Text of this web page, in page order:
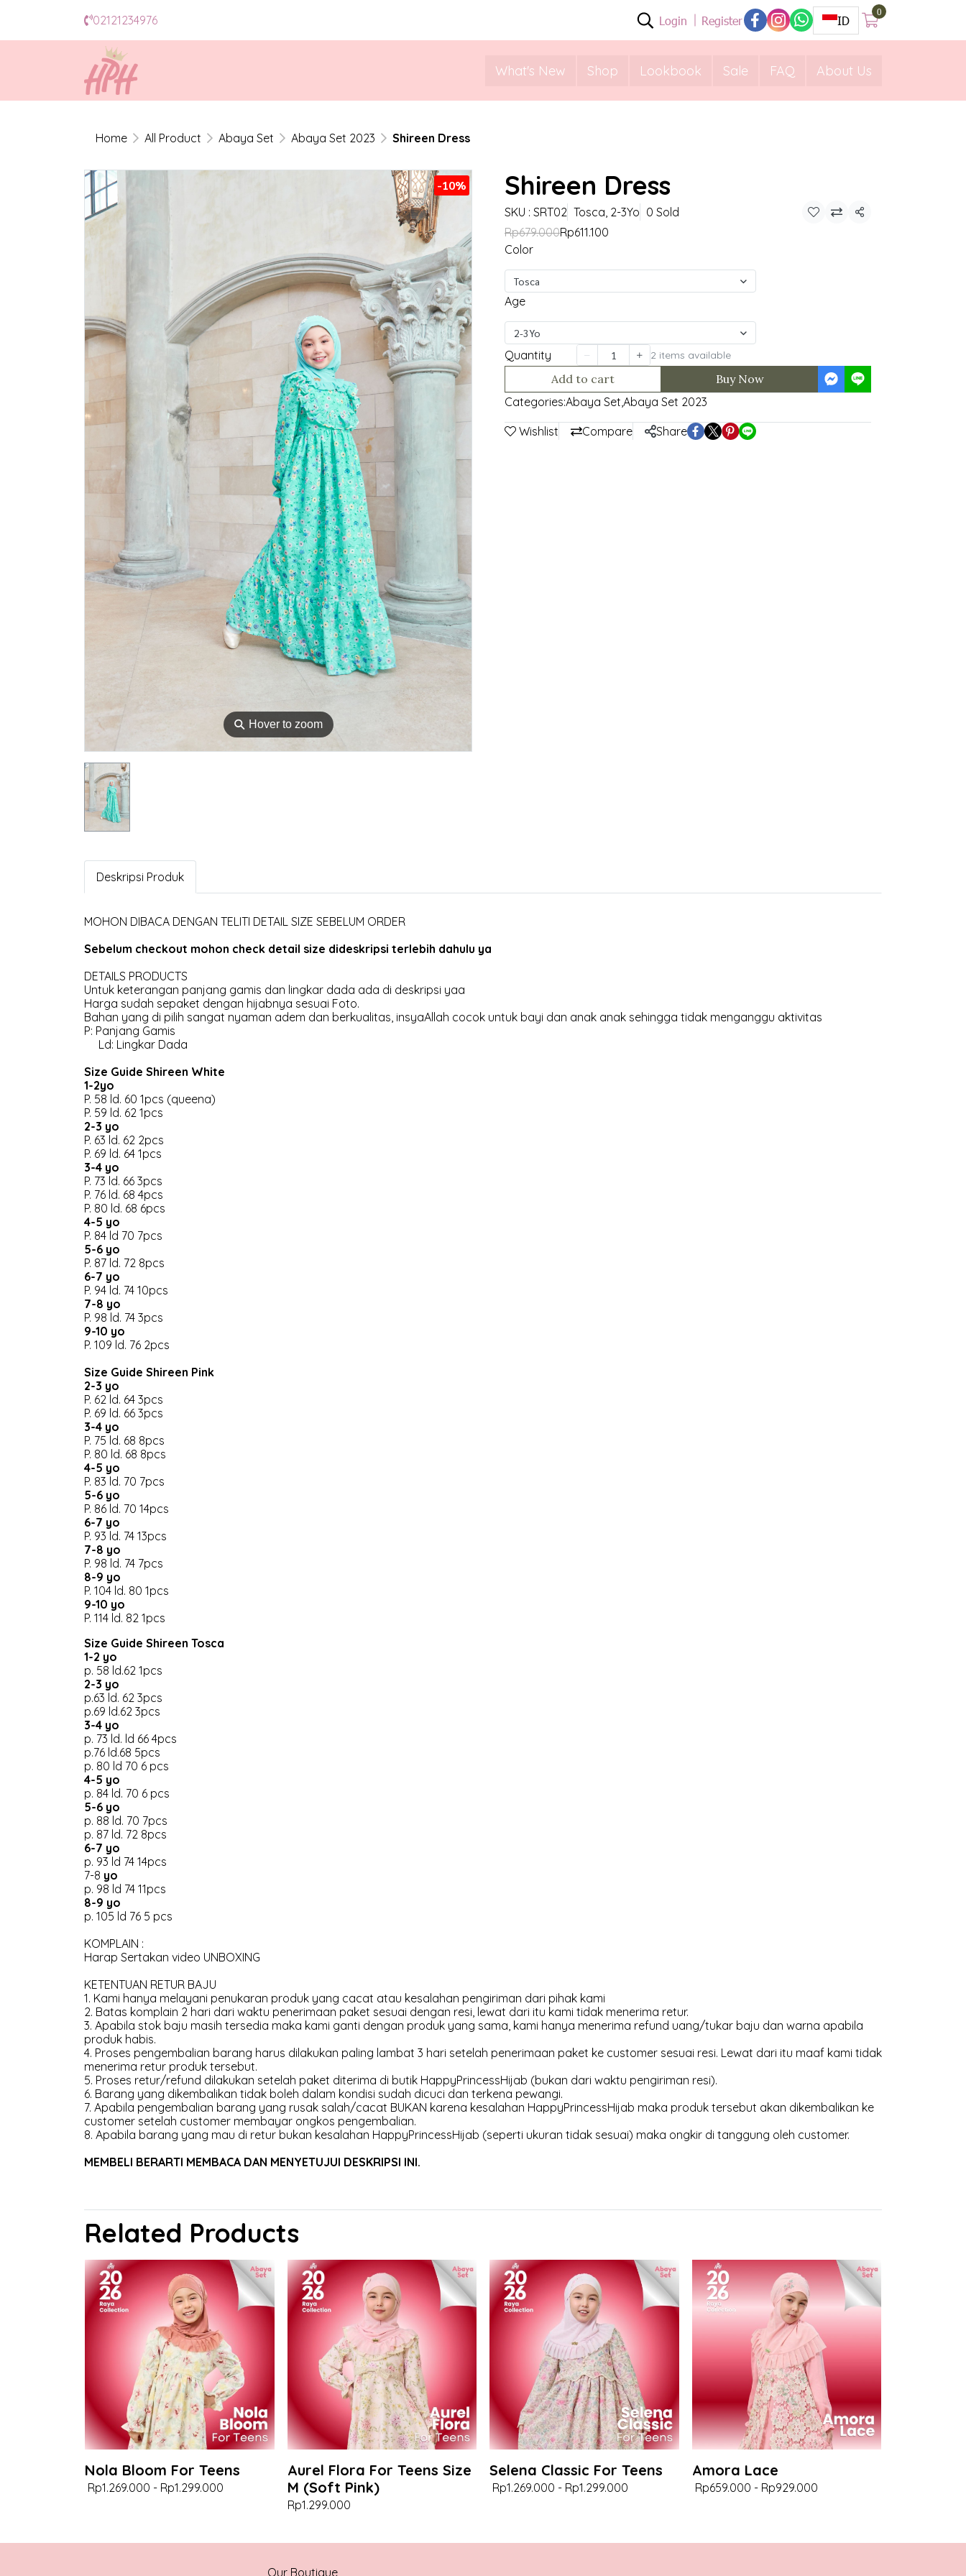
02121234976 Login Register ID
0
What's New Shop Lookbook Sale FAQ About Us
Home All Product Abaya Set Abaya Set 2023 Shireen Dress
⚲ Hover to zoom
-10% Shireen Dress
SKU : SRT02 Tosca, 2-3Yo 0 Sold
Share
Rp679.000Rp611.100
Color
Tosca
Age
2-3Yo
Quantity 2 items available
Add to cart
Buy Now
Categories:Abaya Set,Abaya Set 2023
Wishlist Compare Share
Deskripsi Produk
MOHON DIBACA DENGAN TELITI DETAIL SIZE SEBELUM ORDER
Sebelum checkout mohon check detail size dideskripsi terlebih dahulu ya
DETAILS PRODUCTS
Untuk keterangan panjang gamis dan lingkar dada ada di deskripsi yaa
Harga sudah sepaket dengan hijabnya sesuai Foto.
Bahan yang di pilih sangat nyaman adem dan berkualitas, insyaAllah cocok untuk bayi dan anak anak sehingga tidak menganggu aktivitas
P: Panjang Gamis
Ld: Lingkar Dada
Size Guide Shireen White
1-2yo
P. 58 ld. 60 1pcs (queena)
P. 59 ld. 62 1pcs
2-3 yo
P. 63 ld. 62 2pcs
P. 69 ld. 64 1pcs
3-4 yo
P. 73 ld. 66 3pcs
P. 76 ld. 68 4pcs
P. 80 ld. 68 6pcs
4-5 yo
P. 84 ld 70 7pcs
5-6 yo
P. 87 ld. 72 8pcs
6-7 yo
P. 94 ld. 74 10pcs
7-8 yo
P. 98 ld. 74 3pcs
9-10 yo
P. 109 ld. 76 2pcs
Size Guide Shireen Pink
2-3 yo
P. 62 ld. 64 3pcs
P. 69 ld. 66 3pcs
3-4 yo
P. 75 ld. 68 8pcs
P. 80 ld. 68 8pcs
4-5 yo
P. 83 ld. 70 7pcs
5-6 yo
P. 86 ld. 70 14pcs
6-7 yo
P. 93 ld. 74 13pcs
7-8 yo
P. 98 ld. 74 7pcs
8-9 yo
P. 104 ld. 80 1pcs
9-10 yo
P. 114 ld. 82 1pcs
Size Guide Shireen Tosca
1-2 yo
p. 58 ld.62 1pcs
2-3 yo
p.63 ld. 62 3pcs
p.69 ld.62 3pcs
3-4 yo
p. 73 ld. ld 66 4pcs
p.76 ld.68 5pcs
p. 80 ld 70 6 pcs
4-5 yo
p. 84 ld. 70 6 pcs
5-6 yo
p. 88 ld. 70 7pcs
p. 87 ld. 72 8pcs
6-7 yo
p. 93 ld 74 14pcs
7-8 yo
p. 98 ld 74 11pcs
8-9 yo
p. 105 ld 76 5 pcs
KOMPLAIN :
Harap Sertakan video UNBOXING
KETENTUAN RETUR BAJU
1. Kami hanya melayani penukaran produk yang cacat atau kesalahan pengiriman dari pihak kami
2. Batas komplain 2 hari dari waktu penerimaan paket sesuai dengan resi, lewat dari itu kami tidak menerima retur.
3. Apabila stok baju masih tersedia maka kami ganti dengan produk yang sama, kami hanya menerima refund uang/tukar baju dan warna apabila
produk habis.
4. Proses pengembalian barang harus dilakukan paling lambat 3 hari setelah penerimaan paket ke customer sesuai resi. Lewat dari itu maaf kami tidak
menerima retur produk tersebut.
5. Proses retur/refund dilakukan setelah paket diterima di butik HappyPrincessHijab (bukan dari waktu pengiriman resi).
6. Barang yang dikembalikan tidak boleh dalam kondisi sudah dicuci dan terkena pewangi.
7. Apabila pengembalian barang yang rusak salah/cacat BUKAN karena kesalahan HappyPrincessHijab maka produk tersebut akan dikembalikan ke
customer setelah customer membayar ongkos pengembalian.
8. Apabila barang yang mau di retur bukan kesalahan HappyPrincessHijab (seperti ukuran tidak sesuai) maka ongkir di tanggung oleh customer.
MEMBELI BERARTI MEMBACA DAN MENYETUJUI DESKRIPSI INI.
Related Products
Nola Bloom For Teens
Rp1.269.000 - Rp1.299.000
Aurel Flora For Teens Size
M (Soft Pink)
Rp1.299.000
Selena Classic For Teens
Rp1.269.000 - Rp1.299.000
Amora Lace
Rp659.000 - Rp929.000
Our Boutique